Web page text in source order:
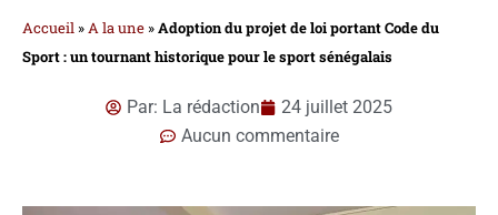
Accueil »A la une »Adoption du projet de loi portant Code du
Sport : un tournant historique pour le sport sénégalais
Par: La rédaction
24 juillet 2025
Aucun commentaire